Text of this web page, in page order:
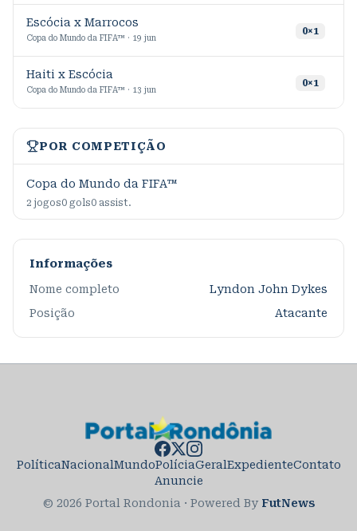
Escócia x Marrocos
Copa do Mundo da FIFA™ · 19 jun
0×1
Haiti x Escócia
Copa do Mundo da FIFA™ · 13 jun
0×1
POR COMPETIÇÃO
Copa do Mundo da FIFA™
2 jogos0 gols0 assist.
Informações
Nome completo
Lyndon John Dykes
Posição
Atacante
PolíticaNacionalMundoPolíciaGeralExpedienteContato
Anuncie
© 2026 Portal Rondonia · Powered By FutNews